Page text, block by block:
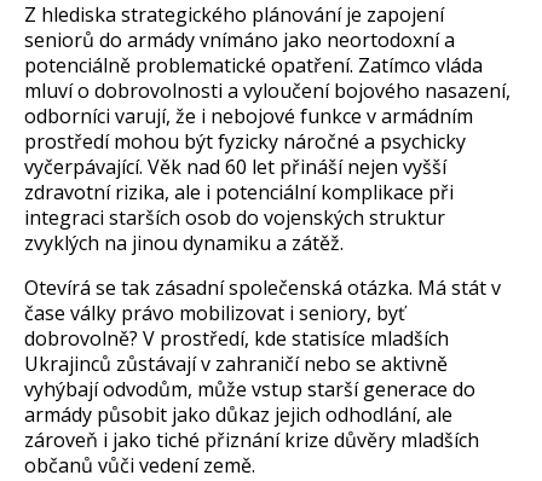
Z hlediska strategického plánování je zapojení
seniorů do armády vnímáno jako neortodoxní a
potenciálně problematické opatření. Zatímco vláda
mluví o dobrovolnosti a vyloučení bojového nasazení,
odborníci varují, že i nebojové funkce v armádním
prostředí mohou být fyzicky náročné a psychicky
vyčerpávající. Věk nad 60 let přináší nejen vyšší
zdravotní rizika, ale i potenciální komplikace při
integraci starších osob do vojenských struktur
zvyklých na jinou dynamiku a zátěž.
Otevírá se tak zásadní společenská otázka. Má stát v
čase války právo mobilizovat i seniory, byť
dobrovolně? V prostředí, kde statisíce mladších
Ukrajinců zůstávají v zahraničí nebo se aktivně
vyhýbají odvodům, může vstup starší generace do
armády působit jako důkaz jejich odhodlání, ale
zároveň i jako tiché přiznání krize důvěry mladších
občanů vůči vedení země.